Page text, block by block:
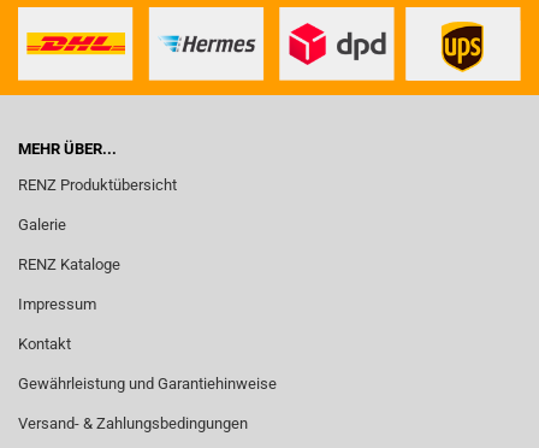
MEHR ÜBER...
RENZ Produktübersicht
Galerie
RENZ Kataloge
Impressum
Kontakt
Gewährleistung und Garantiehinweise
Versand- & Zahlungsbedingungen